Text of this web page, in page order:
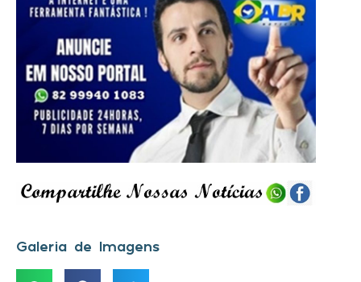
Galeria de Imagens